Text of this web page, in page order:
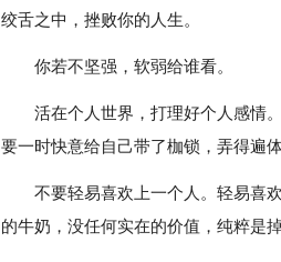
绞舌之中，挫败你的人生。
你若不坚强，软弱给谁看。
活在个人世界，打理好个人感情
要一时快意给自己带了枷锁，弄得遍
不要轻易喜欢上一个人。轻易喜
的牛奶，没任何实在的价值，纯粹是